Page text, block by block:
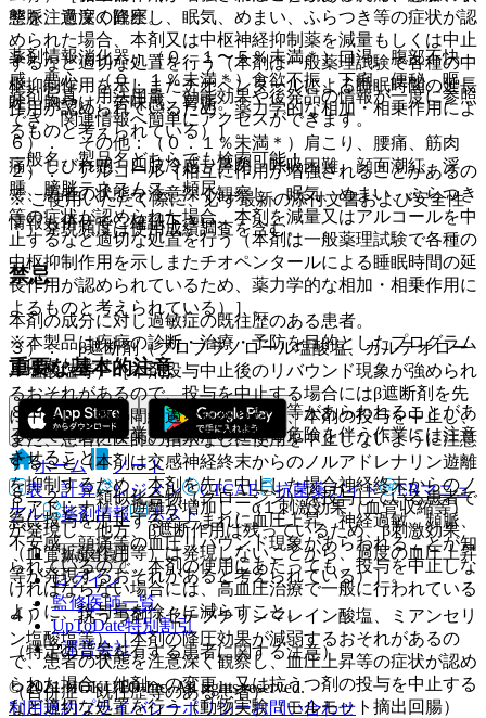
態を注意深く観察し、眠気、めまい、ふらつき等の症状が認
められた場合、本剤又は中枢神経抑制薬を減量もしくは中止
するなど適切な処置を行う（本剤は一般薬理試験で各種の中
枢抑制作用を示しまたチオペンタールによる睡眠時間の延長
作用が認められているため、薬力学的な相加・相乗作用によ
るものと考えられている）］。
２）． アルコール［相互に作用が増強されることがあるの
で、患者の状態を注意深く観察し、眠気、めまい、ふらつき
等の症状が認められた場合、本剤を減量又はアルコールを中
止するなど適切な処置を行う（本剤は一般薬理試験で各種の
中枢抑制作用を示しまたチオペンタールによる睡眠時間の延
長作用が認められているため、薬力学的な相加・相乗作用に
よるものと考えられている）］。
３）． β遮断剤（プロプラノロール塩酸塩、カルテオロー
ル塩酸塩等）［本剤投与中止後のリバウンド現象が強められ
るおそれがあるので、投与を中止する場合にはβ遮断剤を先
に中止し、数日間経過を観察した後、本剤の投与を中止し、
また、患者に医師の指示なしに使用を中止しないように注意
すること（本剤は交感神経終末からのノルアドレナリン遊離
を抑制するため、本剤を先に中止した場合神経終末からのノ
ルアドレナリン遊離が増加し、α１刺激効果（血管収縮等）
が発現し、他方、β遮断作用は残っているため、β刺激効果
（血管拡張作用等）は発現しないことから、過度の血圧上昇
等が発現するおそれがあると考えられている）］。
４）． 抗うつ剤（セチプチリンマレイン酸塩、ミアンセリ
ン塩酸塩等）［本剤の降圧効果が減弱するおそれがあるの
で、患者の状態を注意深く観察し、血圧上昇等の症状が認め
られた場合、他剤への変更、又は抗うつ剤の投与を中止する
など適切な処置を行う（動物実験（モルモット摘出回腸）
整脈、過度の降圧。
５）． 消化器：（０．１〜５％未満＊）口渇、腹部不快
感、悪心、（０．１％未満＊）食欲不振、下痢、便秘、嘔
吐、胸やけ、苦味感、胃痛。
６）． その他：（０．１％未満＊）肩こり、腰痛、筋肉
痛、しびれ感、四肢冷感、鼻閉、呼吸困難、顔面潮紅、浮
腫、膀胱テネスムス、頻尿。
＊）発現頻度は使用成績調査を含む。
禁忌
本剤の成分に対し過敏症の既往歴のある患者。
重要な基本的注意
８．１． 眠気、めまい、ふらつき等があらわれることがあ
るので、高所作業、自動車の運転等危険を伴う作業には注意
させること。
８．２． 類似化合物（クロニジン）を投与している患者で
急に投与を中止すると、まれに血圧上昇、神経過敏、頻脈、
不安感、頭痛等の血圧リバウンド現象があらわれることが知
られているので、本剤の使用にあたっても、投与を中止しな
ければならない場合には、高血圧治療で一般に行われている
ように、投与量を徐々に減らすこと。
（特定の背景を有する患者に関する注意）
（合併症・既往歴等のある患者）
薬剤情報
薬剤写真、用法用量、効能効果や後発品の情報が一度に参照
でき、関連情報へ簡単にアクセスができます。
一般名、製品名どちらでも検索可能！
※ ご使用いただく際に、必ず最新の添付文書および安全性
情報も併せてご確認下さい。
※本製品は疾病の診断・治療・予防を目的としたプログラム
ではありません。
ホーム
ノート
表・計算
レジメン CTCAE 抗菌薬ガイド
ERマニュ
アル
薬剤情報 ポスト
新規登録
ログイン
監修医師一覧
UpToDate特別割引
運営会社
© 2021 HOKUTO Inc. All rights reserved.
利用規約プライバシーポリシーお問い合わせ